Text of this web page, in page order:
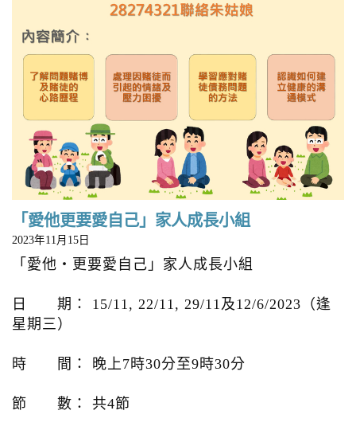
「愛他更要愛自己」家人成長小組
2023年11月15日
「愛他‧更要愛自己」家人成長小組
日 期： 15/11, 22/11, 29/11及12/6/2023（逢
星期三）
時 間： 晚上7時30分至9時30分
節 數： 共4節